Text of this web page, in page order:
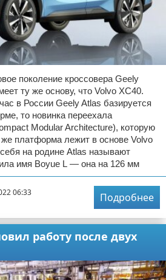
поколение кроссовера Geely
ту же основу, что Volvo XC40.
в России Geely Atlas базируется
то новинка переехала
Modular Architecture), которую
платформа лежит в основе Volvo
на родине Atlas называют
имя Boyue L — она на 126 мм
06:33
Подробнее
работу после двух